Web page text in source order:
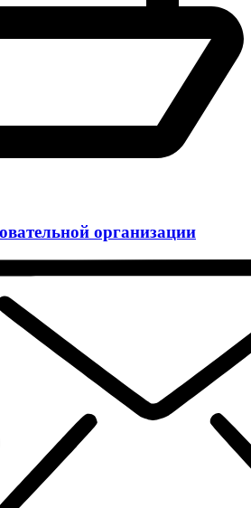
организации